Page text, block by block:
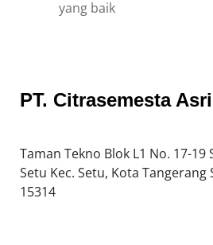
PT. Citrasemesta
Taman Tekno Blok L1 No. 17-19
Setu Kec. Setu, Kota Tangerang
15314